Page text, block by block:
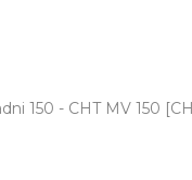
150 - CHT MV 150